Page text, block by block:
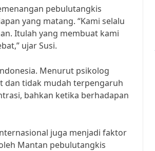
pebulutangkis
yang matang. “Kami selalu
Itulah yang membuat kami
ujar Susi.
Menurut psikolog
dan tidak mudah terpengaruh
bahkan ketika berhadapan
juga menjadi faktor
Mantan pebulutangkis